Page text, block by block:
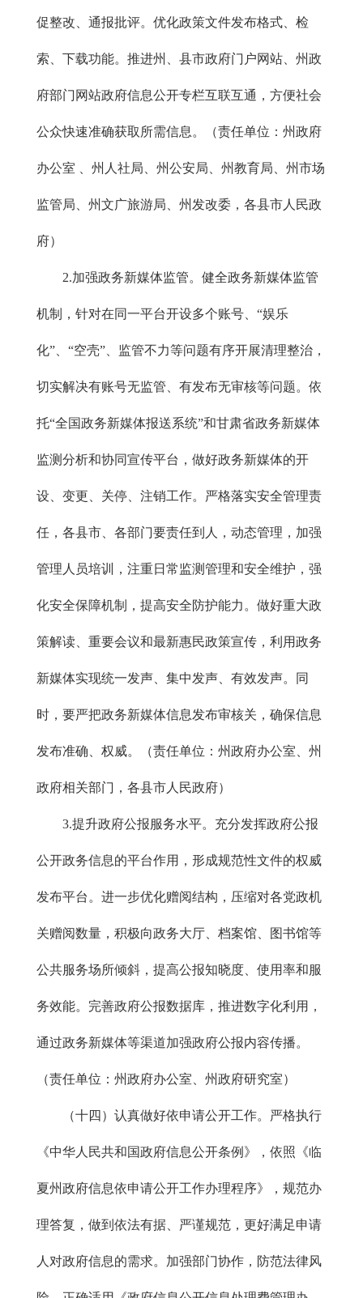
促整改、通报批评。优化政策文件发布格式、检
索、下载功能。推进州、县市政府门户网站、州政
府部门网站政府信息公开专栏互联互通，方便社会
公众快速准确获取所需信息。（责任单位：州政府
办公室 、州人社局、州公安局、州教育局、州市场
监管局、州文广旅游局、州发改委，各县市人民政
府）
2.加强政务新媒体监管。健全政务新媒体监管
机制，针对在同一平台开设多个账号、“娱乐
化”、“空壳”、监管不力等问题有序开展清理整治，
切实解决有账号无监管、有发布无审核等问题。依
托“全国政务新媒体报送系统”和甘肃省政务新媒体
监测分析和协同宣传平台，做好政务新媒体的开
设、变更、关停、注销工作。严格落实安全管理责
任，各县市、各部门要责任到人，动态管理，加强
管理人员培训，注重日常监测管理和安全维护，强
化安全保障机制，提高安全防护能力。做好重大政
策解读、重要会议和最新惠民政策宣传，利用政务
新媒体实现统一发声、集中发声、有效发声。同
时，要严把政务新媒体信息发布审核关，确保信息
发布准确、权威。（责任单位：州政府办公室、州
政府相关部门，各县市人民政府）
3.提升政府公报服务水平。充分发挥政府公报
公开政务信息的平台作用，形成规范性文件的权威
发布平台。进一步优化赠阅结构，压缩对各党政机
关赠阅数量，积极向政务大厅、档案馆、图书馆等
公共服务场所倾斜，提高公报知晓度、使用率和服
务效能。完善政府公报数据库，推进数字化利用，
通过政务新媒体等渠道加强政府公报内容传播。
（责任单位：州政府办公室、州政府研究室）
（十四）认真做好依申请公开工作。严格执行
《中华人民共和国政府信息公开条例》，依照《临
夏州政府信息依申请公开工作办理程序》，规范办
理答复，做到依法有据、严谨规范，更好满足申请
人对政府信息的需求。加强部门协作，防范法律风